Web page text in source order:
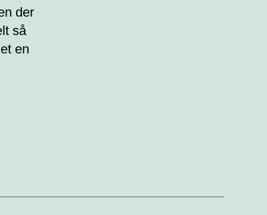
der
så
en